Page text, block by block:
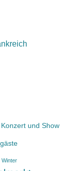
Konzert und Show
Winter